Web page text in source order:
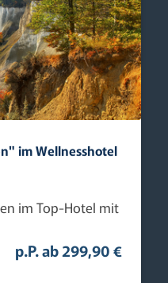
im Wellnesshotel
im Top-Hotel mit
p.P. ab 299,90 €